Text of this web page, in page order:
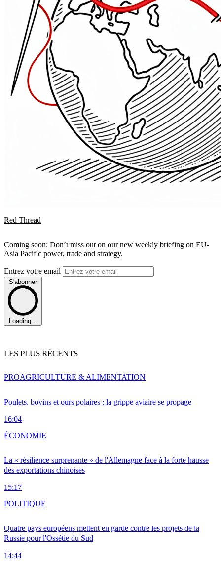
Red Thread
Coming soon: Don’t miss out on our new weekly briefing on EU-
Asia Pacific power, trade and strategy.
Entrez votre email
S'abonner
Loading...
LES PLUS RÉCENTS
Poulets, bovins et ours polaires : la grippe aviaire se propage
16:04
PROAGRICULTURE & ALIMENTATION
La « résilience surprenante » de l'Allemagne face à la forte hausse
des exportations chinoises
15:17
ÉCONOMIE
Quatre pays européens mettent en garde contre les projets de la
Russie pour l'Ossétie du Sud
14:44
POLITIQUE